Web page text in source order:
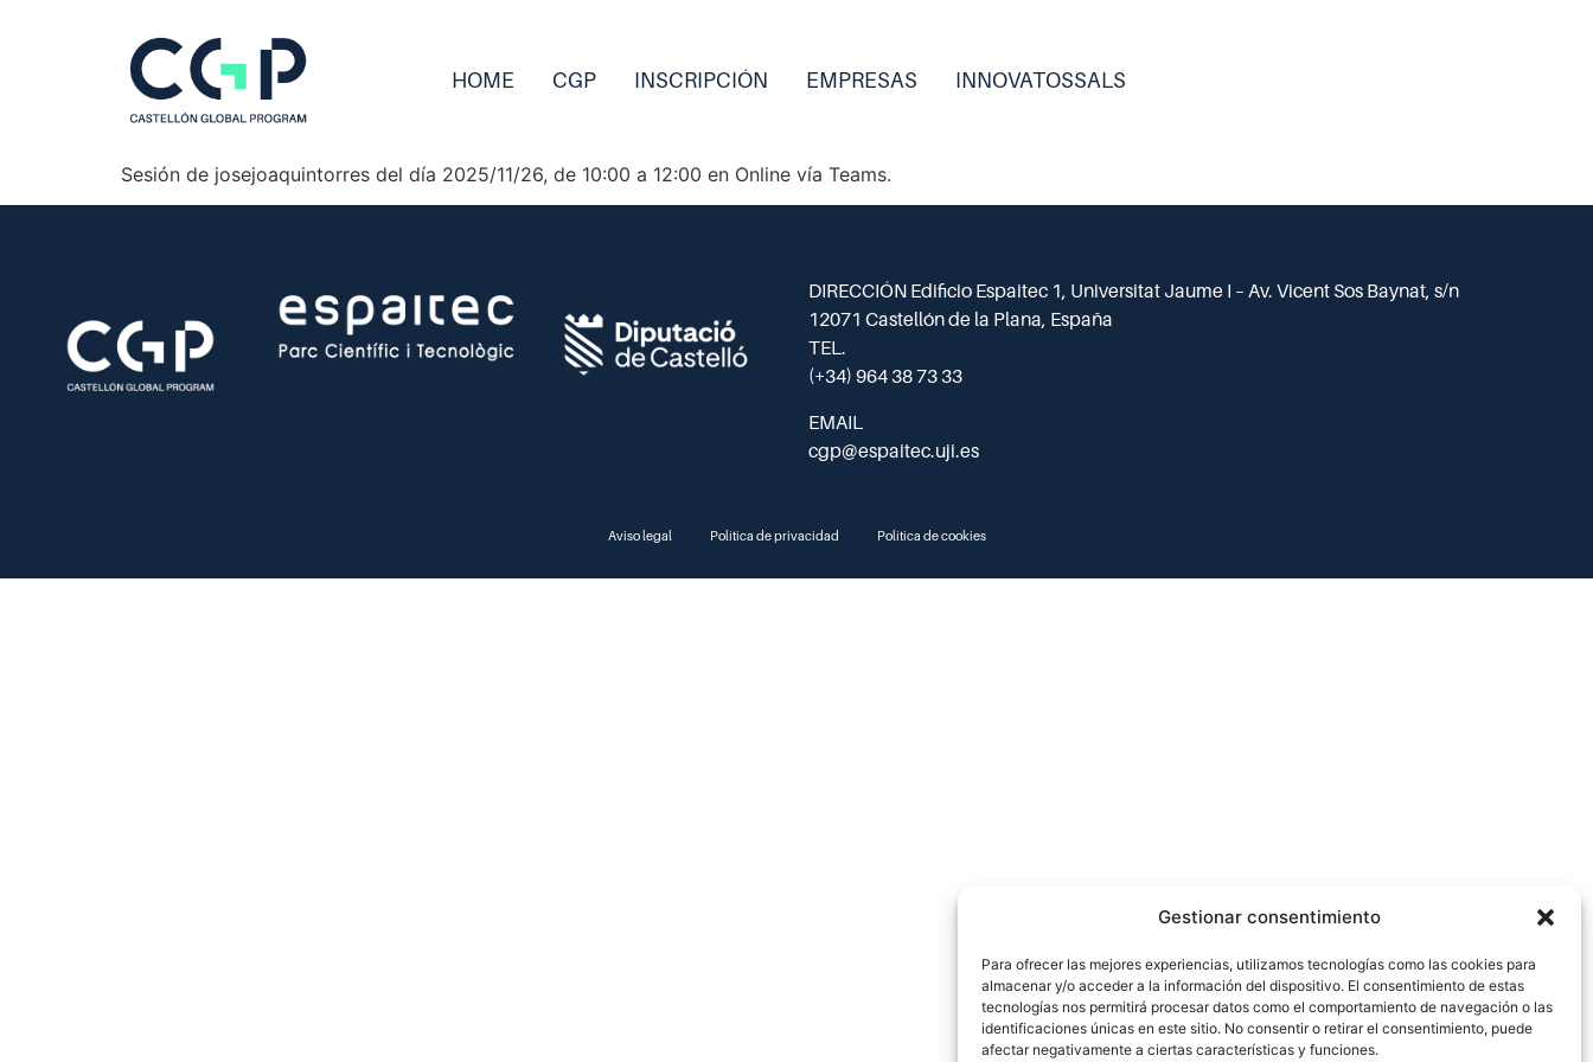
Gestionar consentimiento
Para ofrecer las mejores experiencias, utilizamos tecnologías como las cookies para
almacenar y/o acceder a la información del dispositivo. El consentimiento de estas
tecnologías nos permitirá procesar datos como el comportamiento de navegación o las
identificaciones únicas en este sitio. No consentir o retirar el consentimiento, puede
afectar negativamente a ciertas características y funciones.
HOME CGP INSCRIPCIÓN EMPRESAS INNOVATOSSALS
Sesión de josejoaquintorres del día 2025/11/26, de 10:00 a 12:00 en Online vía Teams.
DIRECCIÓN Edificio Espaitec 1, Universitat Jaume I – Av. Vicent Sos Baynat, s/n
12071 Castellón de la Plana, España
TEL.
(+34) 964 38 73 33
EMAIL
cgp@espaitec.uji.es
Aviso legal Política de privacidad Política de cookies